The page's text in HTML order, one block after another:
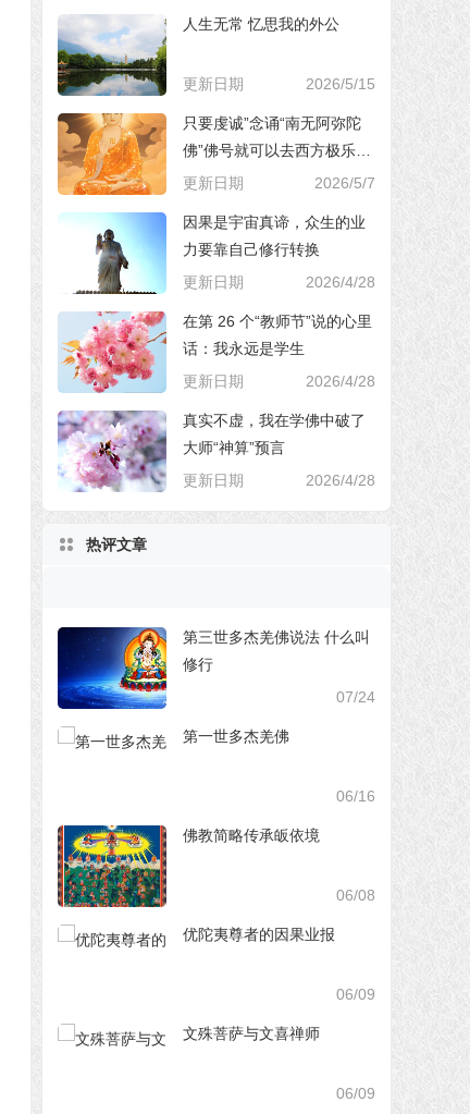
人生无常 忆思我的外公
更新日期 2026/5/15
只要虔诚”念诵“南无阿弥陀
佛”佛号就可以去西方极乐世
界，对吗？
更新日期 2026/5/7
因果是宇宙真谛，众生的业
力要靠自己修行转换
更新日期
2026/4/28
在第 26 个“教师节”说的心里
话：我永远是学生
更新日期
2026/4/28
真实不虚，我在学佛中破了
大师“神算”预言
更新日期
2026/4/28
热评文章
第三世多杰羌佛说法 什么叫
修行
07/24
第一世多杰羌佛
06/16
佛教简略传承皈依境
06/08
优陀夷尊者的因果业报
06/09
文殊菩萨与文喜禅师
06/09